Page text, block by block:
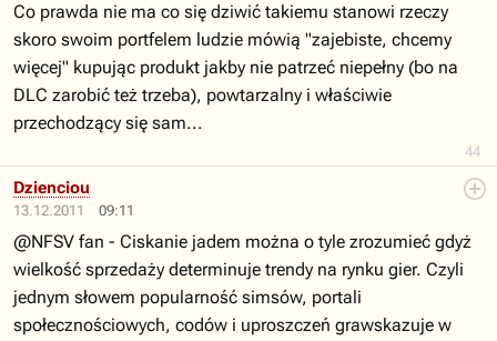
44
Co prawda nie ma co się dziwić takiemu stanowi rzeczy
skoro swoim portfelem ludzie mówią "zajebiste, chcemy
więcej" kupując produkt jakby nie patrzeć niepełny (bo na
DLC zarobić też trzeba), powtarzalny i właściwie
przechodzący się sam...
13.12.2011 09:11
Dzienciou
@NFSV fan - Ciskanie jadem można o tyle zrozumieć gdyż
wielkość sprzedaży determinuje trendy na rynku gier. Czyli
jednym słowem popularność simsów, portali
społecznościowych, codów i uproszczeń grawskazuje w